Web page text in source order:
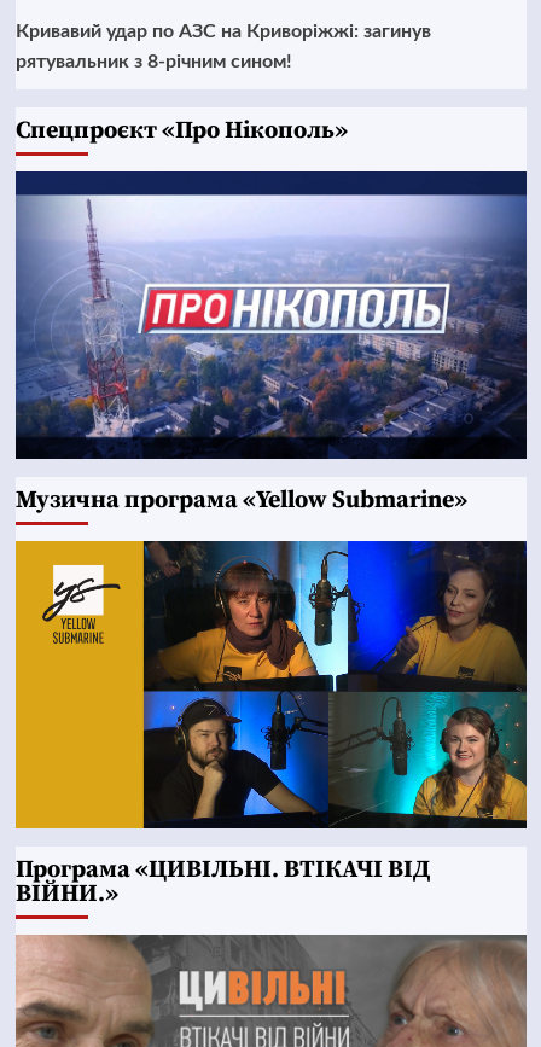
Кривавий удар по АЗС на Криворіжжі: загинув
рятувальник з 8-річним сином!
Cпецпроєкт «Про Нікополь»
Музична програма «Yellow Submarine»
Програма «ЦИВІЛЬНІ. ВТІКАЧІ ВІД
ВІЙНИ.»